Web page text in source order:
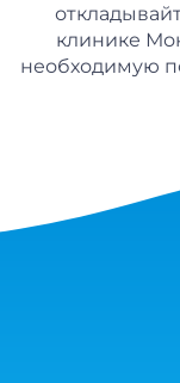
клинике
необходимую